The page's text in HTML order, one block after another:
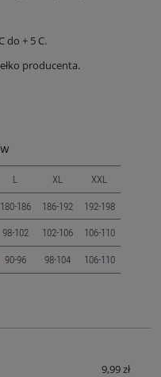
do + 5 C.
producenta.
9,99 zł